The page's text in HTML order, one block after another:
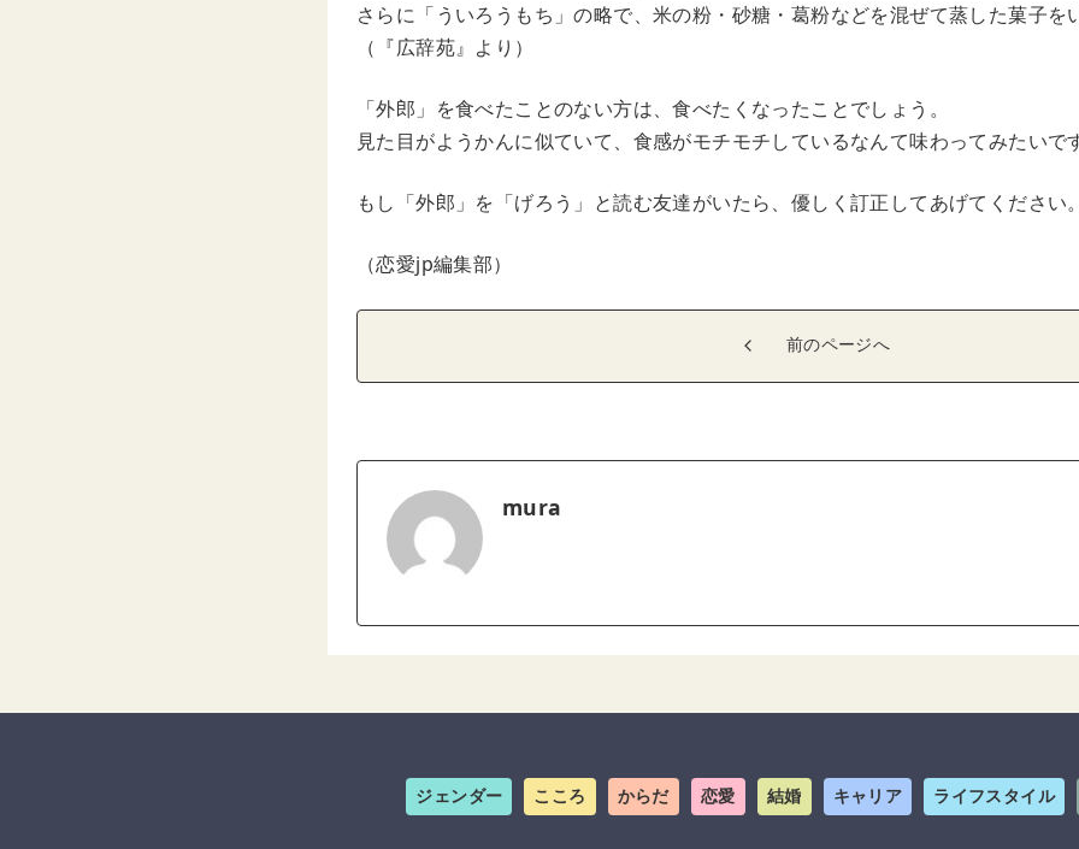
さらに「ういろうもち」の略で、米の粉・砂糖・葛粉などを混ぜて蒸した菓子を
（『広辞苑』より）
「外郎」を食べたことのない方は、食べたくなったことでしょう。
見た目がようかんに似ていて、食感がモチモチしているなんて味わってみたいで
もし「外郎」を「げろう」と読む友達がいたら、優しく訂正してあげてください。
（恋愛jp編集部）
前のページへ
mura
ジェンダー こころ からだ 恋愛 結婚 キャリア ライフスタイル